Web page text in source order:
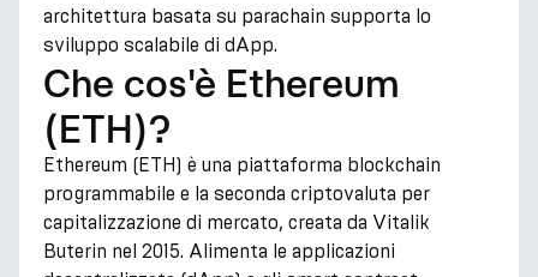
architettura basata su parachain supporta lo
sviluppo scalabile di dApp.
Che cos'è Ethereum
(ETH)?
Ethereum (ETH) è una piattaforma blockchain
programmabile e la seconda criptovaluta per
capitalizzazione di mercato, creata da Vitalik
Buterin nel 2015. Alimenta le applicazioni